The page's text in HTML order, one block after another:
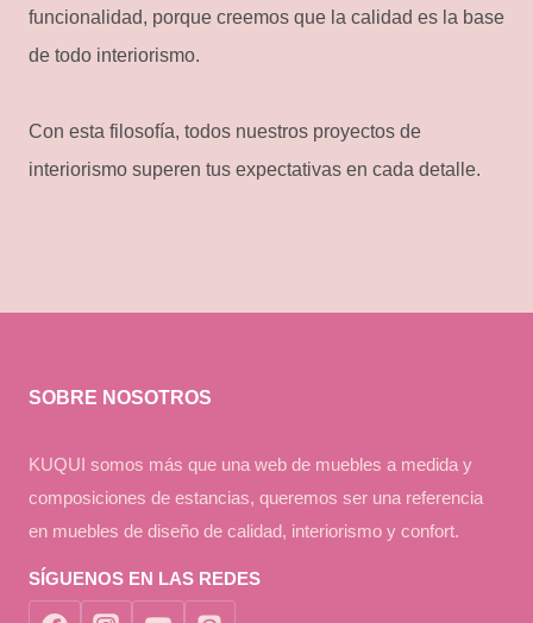
funcionalidad, porque creemos que la calidad es la base
de todo interiorismo.
Con esta filosofía, todos nuestros proyectos de
interiorismo superen tus expectativas en cada detalle.
SOBRE NOSOTROS
KUQUI somos más que una web de muebles a medida y
composiciones de estancias, queremos ser una referencia
en muebles de diseño de calidad, interiorismo y confort.
SÍGUENOS EN LAS REDES